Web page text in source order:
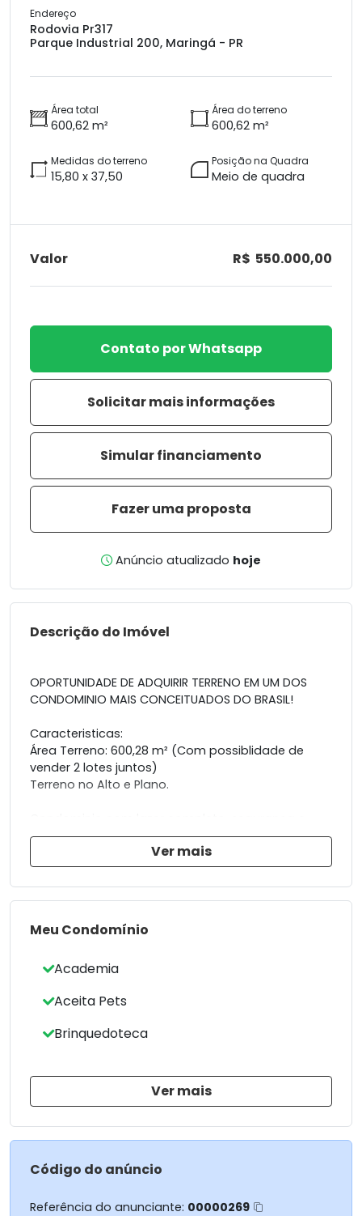
Endereço
Rodovia Pr317
Parque Industrial 200, Maringá - PR
Área total
600,62 m²
Área do terreno
600,62 m²
Medidas do terreno
15,80 x 37,50
Posição na Quadra
Meio de quadra
Valor R$ 550.000,00
Contato por Whatsapp
Solicitar mais informações
Simular financiamento
Fazer uma proposta
Anúncio atualizado hoje
Descrição do Imóvel
OPORTUNIDADE DE ADQUIRIR TERRENO EM UM DOS
CONDOMINIO MAIS CONCEITUADOS DO BRASIL!
Caracteristicas:
Área Terreno: 600,28 m² (Com possiblidade de
vender 2 lotes juntos)
Terreno no Alto e Plano.
tranquilidade.
ÁREA DE LAZER COMPLETA:
Área de Lazer contem lago, Campos de Golf,
Piscina, Salão de Festas e muito mais.
Para mais informações:
MASSARU IMÓVEIS
44 3026-4441
E-mail: vendasgrupomassaru@gmail.com
Instagram: grupomassaru
AGRADECEMOS A PREFERÊNCIA
Ver mais
Meu Condomínio
Academia
Aceita Pets
Brinquedoteca
Ver mais
Código do anúncio
Referência do anunciante: 00000269